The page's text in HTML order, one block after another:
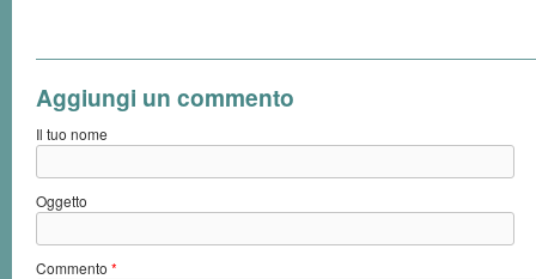
Aggiungi un commento
Il tuo nome
Oggetto
Commento *